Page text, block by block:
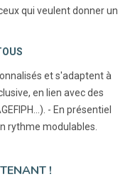
qui veulent donner un
et s'adaptent à
en lien avec des
- En présentiel
rythme modulables.
!